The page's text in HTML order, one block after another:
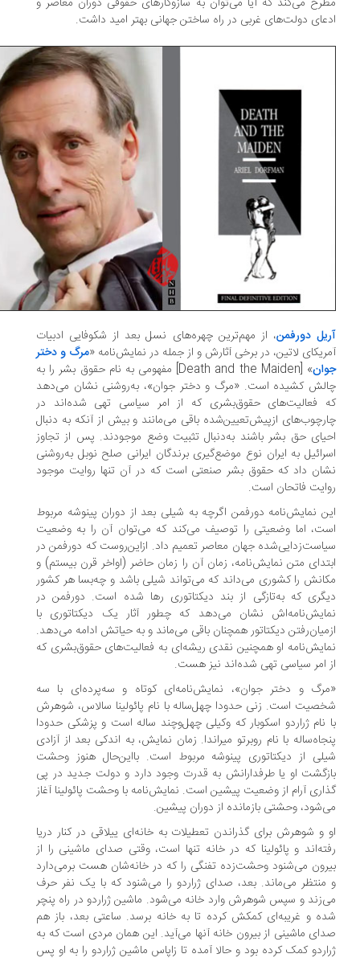
دولت‌های غربی در راه ساختن جهانی بهتر امید داشت.
دورفمن، از مهم‌ترین چهره‌های نسل بعد از شکوفایی ادبیات
لاتین، در برخی آثارش و از جمله در نمایش‌نامه «مرگ و دختر
» [Death and the Maiden] مفهومی به نام حقوق بشر را به
کشیده است. «مرگ و دختر جوان»، به‌روشنی نشان می‌دهد
فعالیت‌های حقوق‌بشری که از امر سیاسی تهی شده‌اند در
ازپیش‌تعیین‌شده باقی می‌مانند و بیش از آنکه به دنبال
حق بشر باشند به‌دنبال تثبیت وضع موجودند. پس از تجاوز
به ایران نوع موضع‌گیری برندگان ایرانی صلح نوبل به‌روشنی
داد که حقوق بشر صنعتی است که در آن تنها روایت موجود
فاتحان است.
نمایش‌نامه دورفمن اگرچه به شیلی بعد از دوران پینوشه مربوط
اما وضعیتی را توصیف می‌کند که می‌توان آن را به وضعیت
جهان معاصر تعمیم داد. ازاین‌روست که دورفمن در
متن نمایش‌نامه، زمان آن را زمان حاضر (اواخر قرن بیستم) و
را کشوری می‌داند که می‌تواند شیلی باشد و چه‌بسا هر کشور
که به‌تازگی از بند دیکتاتوری رها شده است. دورفمن در
نشان می‌دهد که چطور آثار یک دیکتاتوری با
دیکتاتور همچنان باقی می‌ماند و به حیاتش ادامه می‌دهد.
او همچنین نقدی ریشه‌ای به فعالیت‌های حقوق‌بشری که
امر سیاسی تهی شده‌اند نیز هست.
و دختر جوان»، نمایش‌نامه‌ای کوتاه و سه‌پرده‌ای با سه
است. زنی حدودا چهل‌ساله با نام پائولینا سالاس، شوهرش
نام ژراردو اسکوبار که وکیلی چهل‌وچند ساله است و پزشکی حدودا
با نام روبرتو میراندا. زمان نمایش، به اندکی بعد از آزادی
از دیکتاتوری پینوشه مربوط است. بااین‌حال هنوز وحشت
او یا طرفدارانش به قدرت وجود دارد و دولت جدید در پی
آرام از وضعیت پیشین است. نمایش‌نامه با وحشت پائولینا آغاز
وحشتی بازمانده از دوران پیشین.
و شوهرش برای گذراندن تعطیلات به خانه‌ای ییلاقی در کنار دریا
و پائولینا که در خانه تنها است، وقتی صدای ماشینی را از
می‌شنود وحشت‌زده تفنگی را که در خانه‌شان هست برمی‌دارد
می‌ماند. بعد، صدای ژراردو را می‌شنود که با یک ‌نفر حرف
و سپس شوهرش وارد خانه می‌شود. ماشین ژراردو در راه پنچر
و غریبه‌ای کمکش کرده تا به خانه‌ برسد. ساعتی بعد، باز هم
ماشینی از بیرون خانه آنها می‌آید. این همان مردی است که به
کمک کرده بود و حالا آمده تا زاپاس ماشین ژراردو را به او پس